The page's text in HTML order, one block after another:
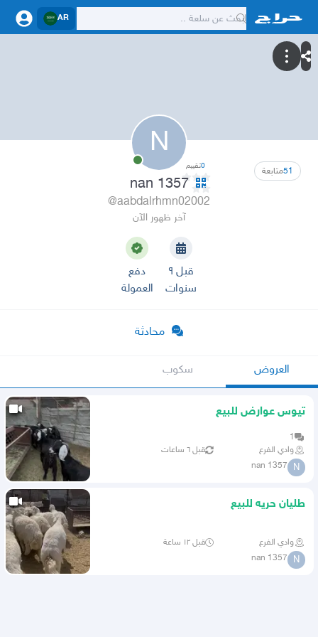
AR
N
51متابعة 0تقييم
nan 1357
@aabdalrhmn02002
آخر ظهور الآن
قبل ٩
سنوات
دفع
العمولة
محادثة
العروض سكوب
تيوس عوارض للبيع
1
وادي الفرع
قبل ٦ ساعات
N
nan 1357
طليان حريه للبيع
وادي الفرع قبل ١٢ ساعة
N
nan 1357